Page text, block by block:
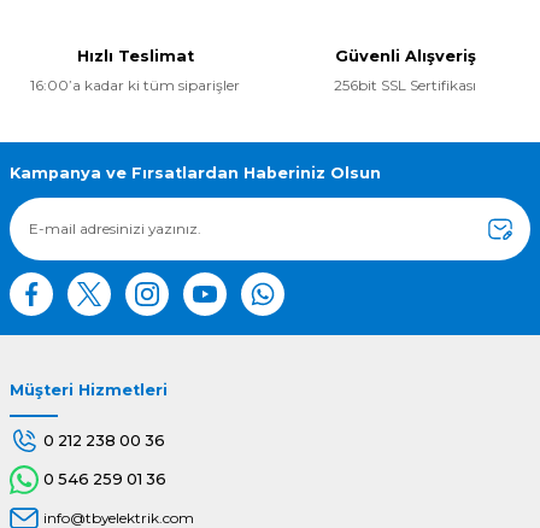
Ürün bilgilerinde hatalar bulunuyor.
Ürün fiyatı diğer sitelerden daha pahalı.
Bu ürüne benzer farklı alternatifler olmalı.
Hızlı Teslimat
16:00’a kadar ki tüm siparişler
Güvenli Alışveriş
256bit SSL Sertifikası
Kampanya ve Fırsatlardan Haberiniz Olsun
Müşteri Hizmetleri
0 212 238 00 36
0 546 259 01 36
info@tbyelektrik.com